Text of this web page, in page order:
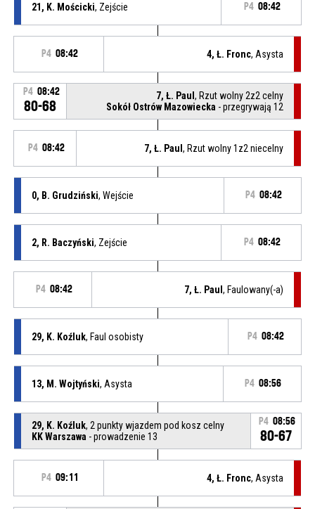
21, K. Mościcki, Zejście P4 08:42
P4 08:42 4, Ł. Fronc, Asysta
P4 08:42
80-68
7, Ł. Paul, Rzut wolny 2z2 celny
Sokół Ostrów Mazowiecka - przegrywają 12
P4 08:42 7, Ł. Paul, Rzut wolny 1z2 niecelny
0, B. Grudziński, Wejście P4 08:42
2, R. Baczyński, Zejście P4 08:42
P4 08:42 7, Ł. Paul, Faulowany(-a)
29, K. Koźluk, Faul osobisty P4 08:42
13, M. Wojtyński, Asysta P4 08:56
29, K. Koźluk, 2 punkty wjazdem pod kosz celny
KK Warszawa - prowadzenie 13
P4 08:56
80-67
P4 09:11 4, Ł. Fronc, Asysta